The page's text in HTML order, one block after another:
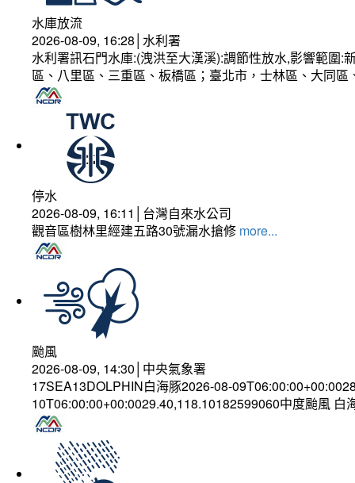
水庫放流
2026-08-09, 16:28│水利署
水利署訊石門水庫:(洩洪至大漢溪):調節性放水,影響範圍
區、八里區、三重區、板橋區；臺北市，士林區、大同
停水
2026-08-09, 16:11│台灣自來水公司
觀音區樹林里經建五路30號漏水搶修 more...
颱風
2026-08-09, 14:30│中央氣象署
17SEA13DOLPHIN白海豚2026-08-
10T06:00:00+00:0029.40,118.10182599060中度颱風 白